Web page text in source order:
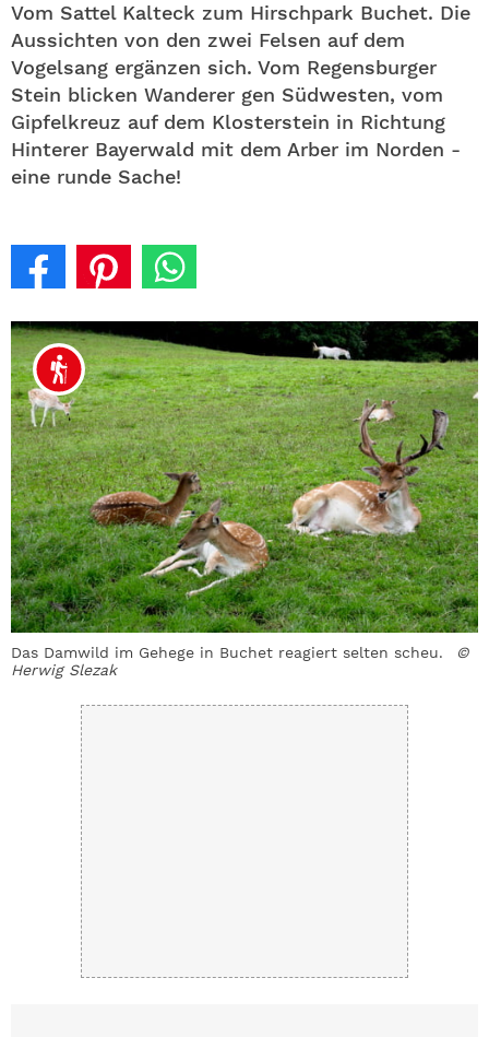
Vom Sattel Kalteck zum Hirschpark Buchet. Die
Aussichten von den zwei Felsen auf dem
Vogelsang ergänzen sich. Vom Regensburger
Stein blicken Wanderer gen Südwesten, vom
Gipfelkreuz auf dem Klosterstein in Richtung
Hinterer Bayerwald mit dem Arber im Norden -
eine runde Sache!
Das Damwild im Gehege in Buchet reagiert selten scheu.
©
Herwig Slezak